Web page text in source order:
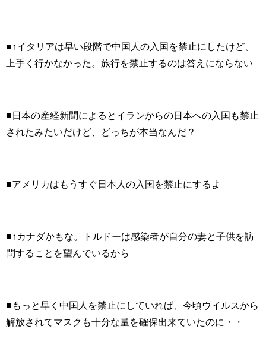
■↑イタリアは早い段階で中国人の入国を禁止にしたけど、
上手く行かなかった。旅行を禁止するのは答えにならない
■日本の産経新聞によるとイランからの日本への入国も禁止
されたみたいだけど、どっちが本当なんだ？
■アメリカはもうすぐ日本人の入国を禁止にするよ
■↑カナダかもな。トルドーは感染者が自分の妻と子供を訪
問することを望んでいるから
■もっと早く中国人を禁止にしていれば、今頃ウイルスから
解放されてマスクも十分な量を確保出来ていたのに・・